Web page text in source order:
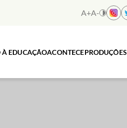
A+A-
À EDUCAÇÃOACONTECEPRODUÇÕES